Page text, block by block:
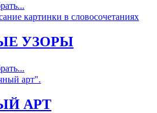
УЗОРЫ
АРТ